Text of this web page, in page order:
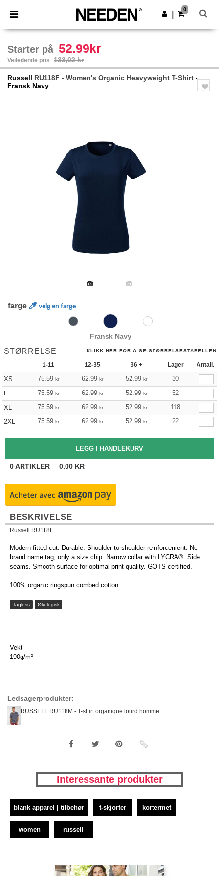
× Needen-app
Bedre priser i appen!
Last ned app
0
Starter på 52.99kr
Veiledende pris 133,02 kr
Russell RU118F - Women's Organic Heavyweight T-Shirt -
Fransk Navy
farge velg en farge
Fransk Navy
STØRRELSE KLIKK HER FOR Å SE STØRRELSESTABELLEN
1-11 12-35 36 + Lager Antall.
XS 75.59 kr 62.99 kr 52.99 kr
30
L
75.59 kr 62.99 kr 52.99 kr
52
XL
75.59 kr 62.99 kr 52.99 kr
118
2XL
75.59 kr 62.99 kr 52.99 kr 22
0ARTIKLER 0.00 KR
BESKRIVELSE
Russell RU118F
Modern fitted cut. Durable. Shoulder-to-shoulder reinforcement. No
brand name tag, only a size chip. Narrow collar with LYCRA®. Side
seams. Smooth surface for optimal print quality. GOTS certified.
100% organic ringspun combed cotton.
Tagless Økologisk
Vekt
190g/m²
Ledsagerprodukter:
RUSSELL RU118M - T-shirt organique lourd homme
Interessante produkter
blank apparel | tilbehør t-skjorter kortermet
women russell